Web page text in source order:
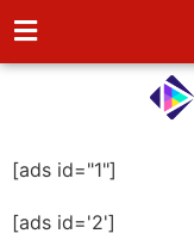
[ads id="1"]
[ads id='2']